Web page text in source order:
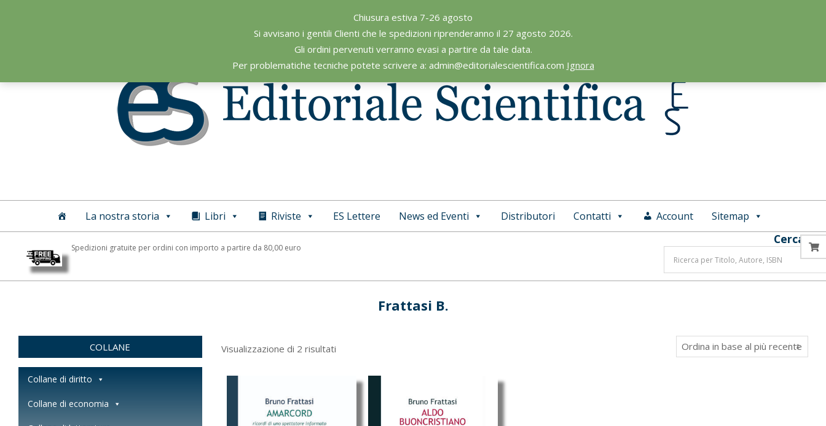
Chiusura estiva 7-26 agosto
Si avvisano i gentili Clienti che le spedizioni riprenderanno il 27 agosto 2026.
Gli ordini pervenuti verranno evasi a partire da tale data.
Per problematiche tecniche potete scrivere a: admin@editorialescientifica.com Ignora
Editoriale
Scientifica
Primary
La nostra storia Libri Riviste ES Lettere News ed Eventi Distributori Contatti Account Sitemap
Spedizioni gratuite per ordini con importo a partire da 80,00 euro
Cerca
Frattasi B.
Visualizzazione di 2 risultatiOrdina
COLLANE
Collane di diritto
Collane di economia